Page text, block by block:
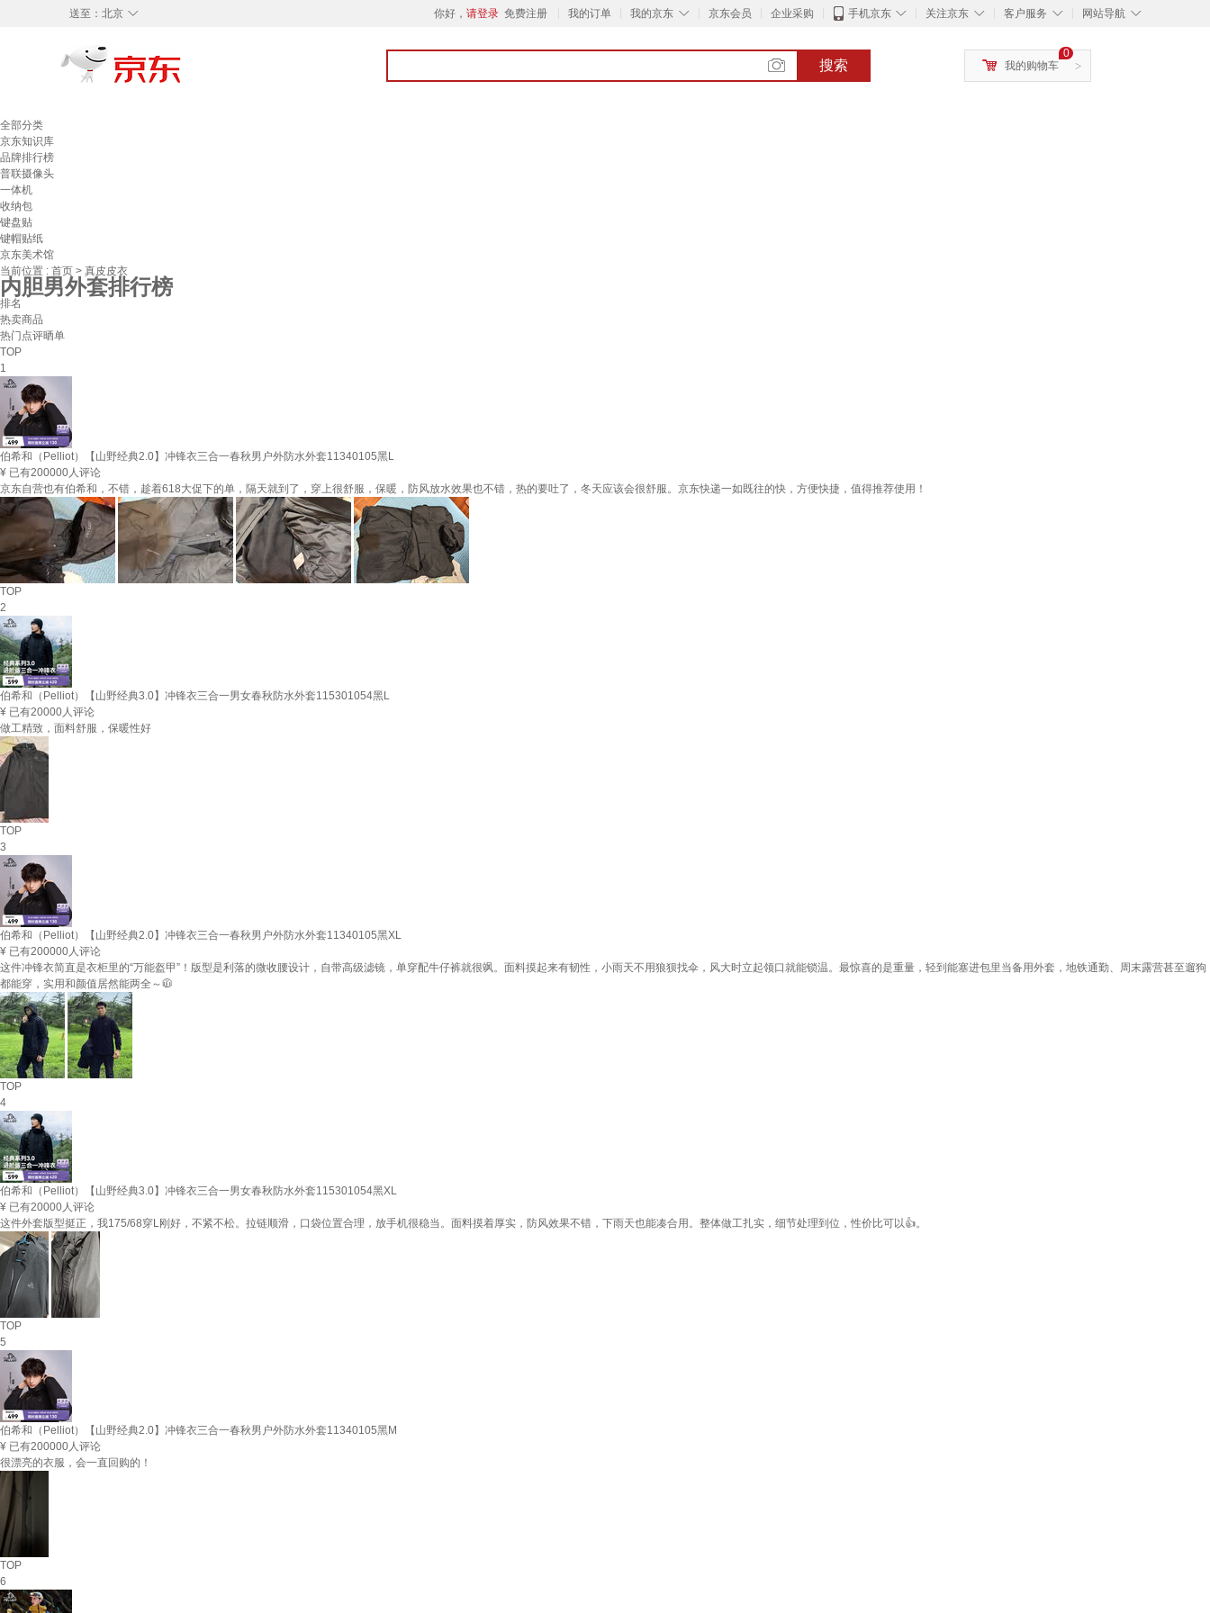
◇
送至： 北京 你好， 请登录 免费注册 我的订单 ◇
我的京东 京东会员 企业采购 ◇
手机京东 ◇
关注京东 ◇
客户服务 ◇
网站导航
搜索 >
0
我的购物车
全部分类
京东知识库
品牌排行榜
普联摄像头
一体机
收纳包
键盘贴
键帽贴纸
京东美术馆
当前位置 : 首页 > 真皮皮衣
内胆男外套排行榜
排名
热卖商品
热门点评晒单
TOP
1
伯希和（Pelliot）【山野经典2.0】冲锋衣三合一春秋男户外防水外套11340105黑L
¥ 已有200000人评论
京东自营也有伯希和，不错，趁着618大促下的单，隔天就到了，穿上很舒服，保暖，防风放水效果也不错，热的要吐了，冬天应该会很舒服。京东快递一如既往的快，方便快捷，值得推荐使用！
TOP
2
伯希和（Pelliot）【山野经典3.0】冲锋衣三合一男女春秋防水外套115301054黑L
¥ 已有20000人评论
做工精致，面料舒服，保暖性好
TOP
3
伯希和（Pelliot）【山野经典2.0】冲锋衣三合一春秋男户外防水外套11340105黑XL
¥ 已有200000人评论
这件冲锋衣简直是衣柜里的“万能盔甲”！版型是利落的微收腰设计，自带高级滤镜，单穿配牛仔裤就很飒。面料摸起来有韧性，小雨天不用狼狈找伞，风大时立起领口就能锁温。最惊喜的是重量，轻到能塞进包里当备用外套，地铁通勤、周末露营甚至遛狗
都能穿，实用和颜值居然能两全～🧥
TOP
4
伯希和（Pelliot）【山野经典3.0】冲锋衣三合一男女春秋防水外套115301054黑XL
¥ 已有20000人评论
这件外套版型挺正，我175/68穿L刚好，不紧不松。拉链顺滑，口袋位置合理，放手机很稳当。面料摸着厚实，防风效果不错，下雨天也能凑合用。整体做工扎实，细节处理到位，性价比可以👍。
TOP
5
伯希和（Pelliot）【山野经典2.0】冲锋衣三合一春秋男户外防水外套11340105黑M
¥ 已有200000人评论
很漂亮的衣服，会一直回购的！
TOP
6